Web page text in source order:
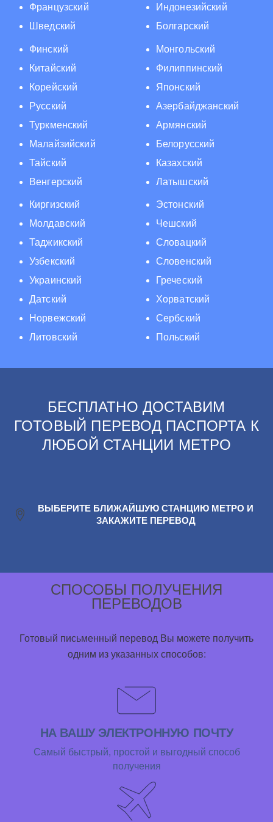
Французский
Шведский
Индонезийский
Болгарский
Финский
Китайский
Корейский
Русский
Туркменский
Малайзийский
Тайский
Венгерский
Монгольский
Филиппинский
Японский
Азербайджанский
Армянский
Белорусский
Казахский
Латышский
Киргизский
Молдавский
Таджикский
Узбекский
Украинский
Датский
Норвежский
Литовский
Эстонский
Чешский
Словацкий
Словенский
Греческий
Хорватский
Сербский
Польский
БЕСПЛАТНО ДОСТАВИМ
ГОТОВЫЙ ПЕРЕВОД ПАСПОРТА К
ЛЮБОЙ СТАНЦИИ МЕТРО
ВЫБЕРИТЕ БЛИЖАЙШУЮ СТАНЦИЮ МЕТРО И
ЗАКАЖИТЕ ПЕРЕВОД
СПОСОБЫ ПОЛУЧЕНИЯ
ПЕРЕВОДОВ
Готовый письменный перевод Вы можете получить
одним из указанных способов:
НА ВАШУ ЭЛЕКТРОННУЮ ПОЧТУ
Самый быстрый, простой и выгодный способ
получения